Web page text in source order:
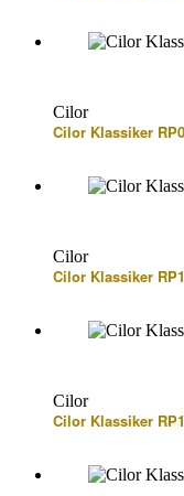
Cilor
Cilor Klassiker
Cilor
Cilor Klassiker
Cilor
Cilor Klassiker